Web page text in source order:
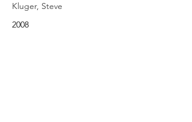
Kluger, Steve
2008